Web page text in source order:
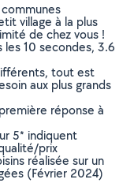
village à la plus
de chez vous !
10 secondes, 3.6
tout est
aux plus grands
réponse à
5* indiquent
prix
réalisée sur un
(Février 2024)